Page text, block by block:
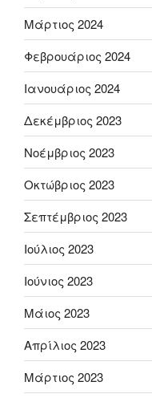
Μάρτιος 2024
Φεβρουάριος 2024
Ιανουάριος 2024
Δεκέμβριος 2023
Νοέμβριος 2023
Οκτώβριος 2023
Σεπτέμβριος 2023
Ιούλιος 2023
Ιούνιος 2023
Μάιος 2023
Απρίλιος 2023
Μάρτιος 2023